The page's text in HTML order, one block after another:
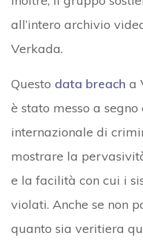
all’intero archivio
Verkada.
Questo data breach a
è stato messo a
internazionale di
mostrare la
e la facilità con cui i
violati. Anche se non
quanto sia veritiera